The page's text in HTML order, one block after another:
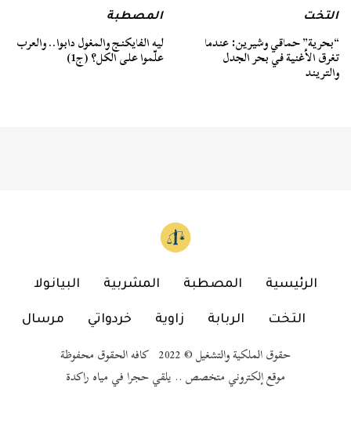
التخت
“بحرية” حماقي وشيرين: عندما
تغرق الأغنية في بحر الجدل
والتريند
المصطبة
ليه الفايكنج والمغول دابوا.. والعرب
علّموا على الكل؟ (ج1)
الرئيسية المصطبة المشربية البيانولا
التخت الربابة زاوية خردواتي مرسال
حقوق الملكية والتشغيل © 2022 كافه الحقوق محفوظة
موقع إلكتروني متخصص .. يلقي حجرا في مياه راكدة